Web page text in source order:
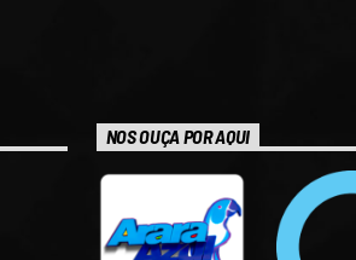
NOS OUÇA POR AQUI